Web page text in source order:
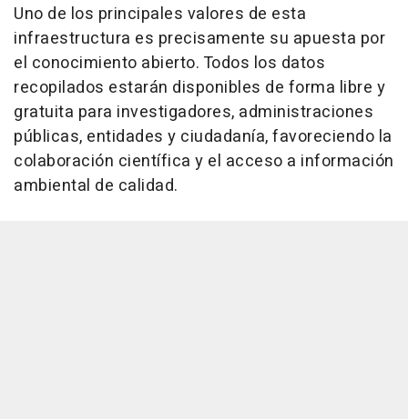
Uno de los principales valores de esta
infraestructura es precisamente su apuesta por
el conocimiento abierto. Todos los datos
recopilados estarán disponibles de forma libre y
gratuita para investigadores, administraciones
públicas, entidades y ciudadanía, favoreciendo la
colaboración científica y el acceso a información
ambiental de calidad.